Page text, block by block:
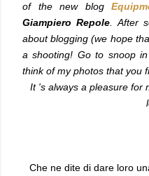
of the new blog
Giampiero Repole
After
about blogging (we hope
a shooting! Go to snoop
think of my photos that you
It 's always a pleasure for
Che ne dite di dare loro